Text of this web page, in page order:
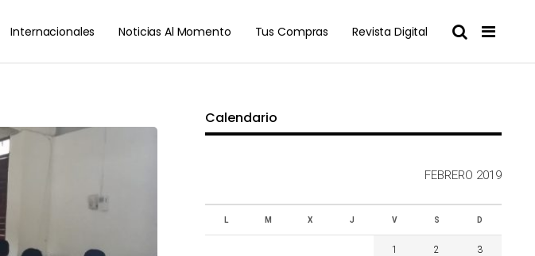
Internacionales Noticias Al Momento Tus Compras Revista Digital
Calendario
FEBRERO 2019
L M X J V S D
1 2 3